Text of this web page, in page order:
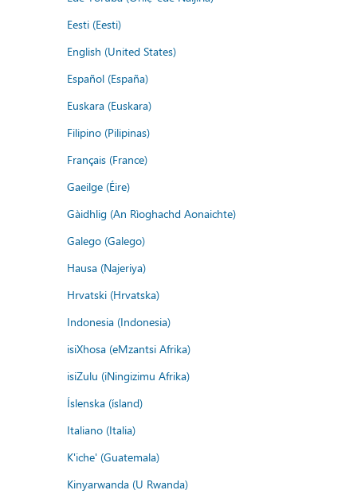
Eesti (Eesti)
English (United States)
Español (España)
Euskara (Euskara)
Filipino (Pilipinas)
Français (France)
Gaeilge (Éire)
Gàidhlig (An Rìoghachd Aonaichte)
Galego (Galego)
Hausa (Najeriya)
Hrvatski (Hrvatska)
Indonesia (Indonesia)
isiXhosa (eMzantsi Afrika)
isiZulu (iNingizimu Afrika)
Íslenska (ísland)
Italiano (Italia)
K'iche' (Guatemala)
Kinyarwanda (U Rwanda)